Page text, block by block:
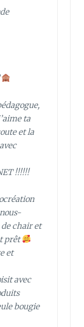
ta
et la
!!!!!!
de chair et
prêt
et
avec
bougie